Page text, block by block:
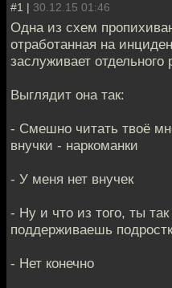
#1 | 30.12.15 01:46
Одна из схем
отработанная на
заслуживает отдельного
Выглядит она так:
- Смешно читать твоё
внучки - наркоманки
- У меня нет внучек
- Ну и что из того, ты
поддерживаешь
- Нет конечно